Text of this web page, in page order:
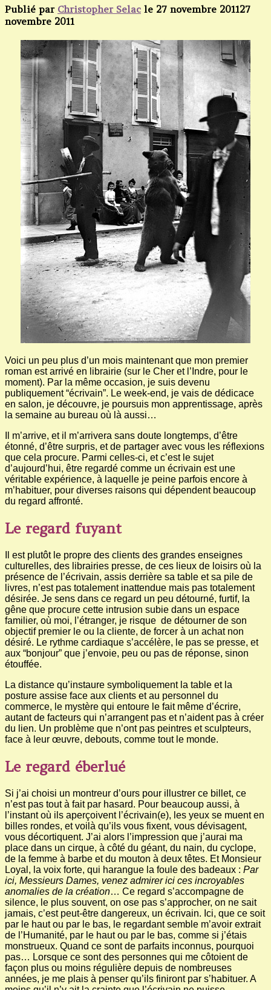
Publié par Christopher Selac le 27 novembre 201127
novembre 2011
Voici un peu plus d’un mois maintenant que mon premier
roman est arrivé en librairie (sur le Cher et l’Indre, pour le
moment). Par la même occasion, je suis devenu
publiquement “écrivain”. Le week-end, je vais de dédicace
en salon, je découvre, je poursuis mon apprentissage, après
la semaine au bureau où là aussi…
Il m’arrive, et il m’arrivera sans doute longtemps, d’être
étonné, d’être surpris, et de partager avec vous les réflexions
que cela procure. Parmi celles-ci, et c’est le sujet
d’aujourd’hui, être regardé comme un écrivain est une
véritable expérience, à laquelle je peine parfois encore à
m’habituer, pour diverses raisons qui dépendent beaucoup
du regard affronté.
Le regard fuyant
Il est plutôt le propre des clients des grandes enseignes
culturelles, des librairies presse, de ces lieux de loisirs où la
présence de l’écrivain, assis derrière sa table et sa pile de
livres, n’est pas totalement inattendue mais pas totalement
désirée. Je sens dans ce regard un peu détourné, furtif, la
gêne que procure cette intrusion subie dans un espace
familier, où moi, l’étranger, je risque de détourner de son
objectif premier le ou la cliente, de forcer à un achat non
désiré. Le rythme cardiaque s’accélère, le pas se presse, et
aux “bonjour” que j’envoie, peu ou pas de réponse, sinon
étouffée.
La distance qu’instaure symboliquement la table et la
posture assise face aux clients et au personnel du
commerce, le mystère qui entoure le fait même d’écrire,
autant de facteurs qui n’arrangent pas et n’aident pas à créer
du lien. Un problème que n’ont pas peintres et sculpteurs,
face à leur œuvre, debouts, comme tout le monde.
Le regard éberlué
Si j’ai choisi un montreur d’ours pour illustrer ce billet, ce
n’est pas tout à fait par hasard. Pour beaucoup aussi, à
l’instant où ils aperçoivent l’écrivain(e), les yeux se muent en
billes rondes, et voilà qu’ils vous fixent, vous dévisagent,
vous décortiquent. J’ai alors l’impression que j’aurai ma
place dans un cirque, à côté du géant, du nain, du cyclope,
de la femme à barbe et du mouton à deux têtes. Et Monsieur
Loyal, la voix forte, qui harangue la foule des badeaux : Par
ici, Messieurs Dames, venez admirer ici ces incroyables
anomalies de la création… Ce regard s’accompagne de
silence, le plus souvent, on ose pas s’approcher, on ne sait
jamais, c’est peut-être dangereux, un écrivain. Ici, que ce soit
par le haut ou par le bas, le regardant semble m’avoir extrait
de l’Humanité, par le haut ou par le bas, comme si j’étais
monstrueux. Quand ce sont de parfaits inconnus, pourquoi
pas… Lorsque ce sont des personnes qui me côtoient de
façon plus ou moins régulière depuis de nombreuses
années, je me plais à penser qu’ils finiront par s’habituer. A